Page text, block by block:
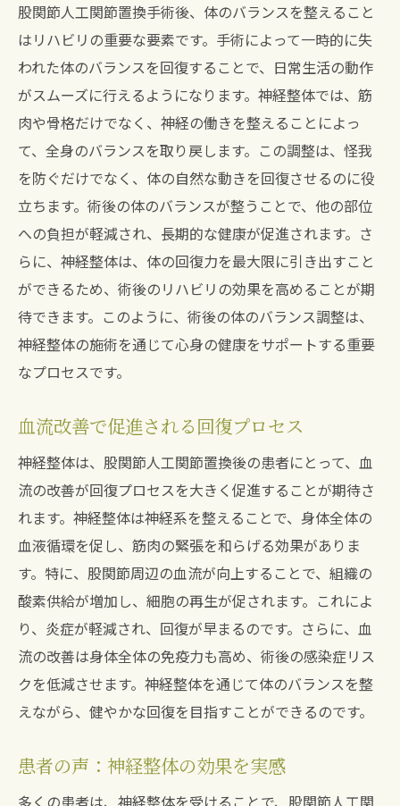
の調和を取り戻す
術後リハビリにおける整体選びのポイント
身体の調和を取り戻すための神経整体の施
術
術後の柔軟性を高める整体アプローチ
施術がもたらす姿勢改善とその効果
調和を保つための日常ケアの提案
患者の体験談に学ぶ整体の効果
神経整体が導く痛みのない日常を宝塚南口駅で
見つける
痛みを軽減する神経整体の技法
日常生活における施術の継続的効果
痛みのない日常を目指すための整体計画
患者が感じる施術の長期的なメリット
神経整体が提供する生活の質向上
股関節人工関節置換手術後、体のバランスを整えること
はリハビリの重要な要素です。手術によって一時的に失
われた体のバランスを回復することで、日常生活の動作
がスムーズに行えるようになります。神経整体では、筋
肉や骨格だけでなく、神経の働きを整えることによっ
て、全身のバランスを取り戻します。この調整は、怪我
を防ぐだけでなく、体の自然な動きを回復させるのに役
立ちます。術後の体のバランスが整うことで、他の部位
への負担が軽減され、長期的な健康が促進されます。さ
らに、神経整体は、体の回復力を最大限に引き出すこと
ができるため、術後のリハビリの効果を高めることが期
待できます。このように、術後の体のバランス調整は、
神経整体の施術を通じて心身の健康をサポートする重要
なプロセスです。
血流改善で促進される回復プロセス
神経整体は、股関節人工関節置換後の患者にとって、血
流の改善が回復プロセスを大きく促進することが期待さ
れます。神経整体は神経系を整えることで、身体全体の
血液循環を促し、筋肉の緊張を和らげる効果がありま
す。特に、股関節周辺の血流が向上することで、組織の
酸素供給が増加し、細胞の再生が促されます。これによ
り、炎症が軽減され、回復が早まるのです。さらに、血
流の改善は身体全体の免疫力も高め、術後の感染症リス
クを低減させます。神経整体を通じて体のバランスを整
えながら、健やかな回復を目指すことができるのです。
患者の声：神経整体の効果を実感
多くの患者は、神経整体を受けることで、股関節人工関